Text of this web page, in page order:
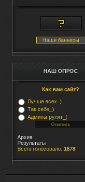
Наши баннеры
НАШ ОПРОС
Как вам сайт?
Лучше всех_)
Так себе_)
Админы рулят_)
Архив
Результаты
Всего голосовало: 1878